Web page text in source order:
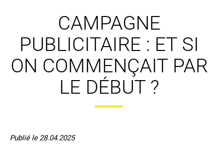
CAMPAGNE
PUBLICITAIRE : ET SI
ON COMMENÇAIT PAR
LE DÉBUT ?
Publié le 28.04.2025